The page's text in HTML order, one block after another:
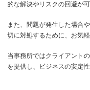
的な解決やリスクの回避が可
また、問題が発生した場合
切に対処するために、お気
当事務所ではクライアント
を提供し、ビジネスの安定